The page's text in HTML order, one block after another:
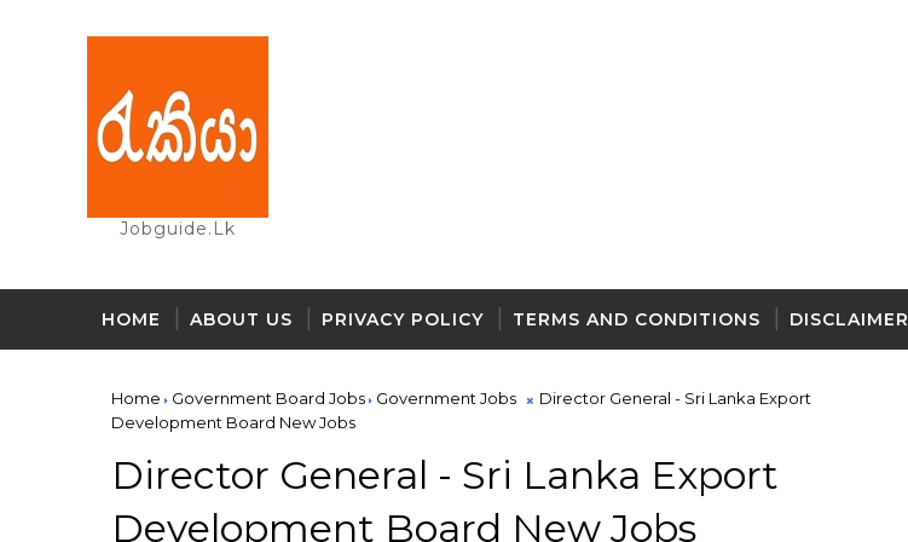
Jobguide.lk
HOME ABOUT US PRIVACY POLICY TERMS AND CONDITIONS DISCLAIMER
Home Government Board Jobs Government Jobs
Director General - Sri Lanka Export
Development Board New Jobs
Director General - Sri Lanka Export
Development Board New Jobs